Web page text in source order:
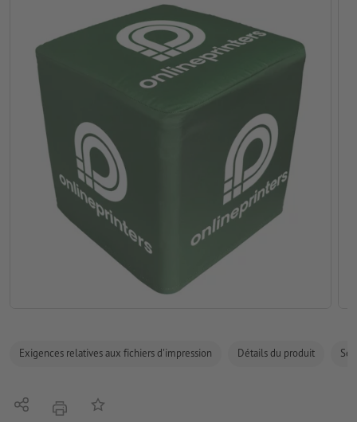
Exigences relatives aux fichiers d'impression Détails du produit
PartagerimprimerAjouter à liste d'article